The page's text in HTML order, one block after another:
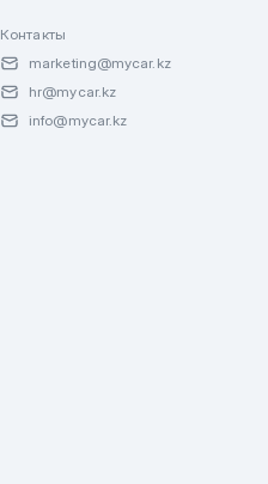
Контакты
marketing@mycar.kz
hr@mycar.kz
info@mycar.kz